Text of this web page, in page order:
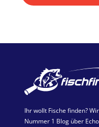
Ihr wollt Fische finden?
Nummer 1 Blog über